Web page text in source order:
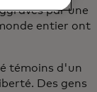
par une
entier ont
témoins d'un
Des gens